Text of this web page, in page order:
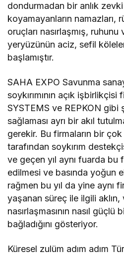
dondurmadan bir anlık
koyamayanların namazları,
oruçları nasırlaşmış, ruhunu
yeryüzünün aciz, sefil
başlamıştır.
SAHA EXPO Savunma
soykırımının açık işbirlikçisi
SYSTEMS ve REPKON gibi
sağlaması ayrı bir akıl
gerekir. Bu firmaların bir
tarafından soykırım
ve geçen yıl aynı fuarda bu
edilmesi ve basında yoğun
rağmen bu yıl da yine aynı
yaşanan süreç ile ilgili aklın,
nasırlaşmasının nasıl
bağladığını gösteriyor.
Küresel zulüm adım adım